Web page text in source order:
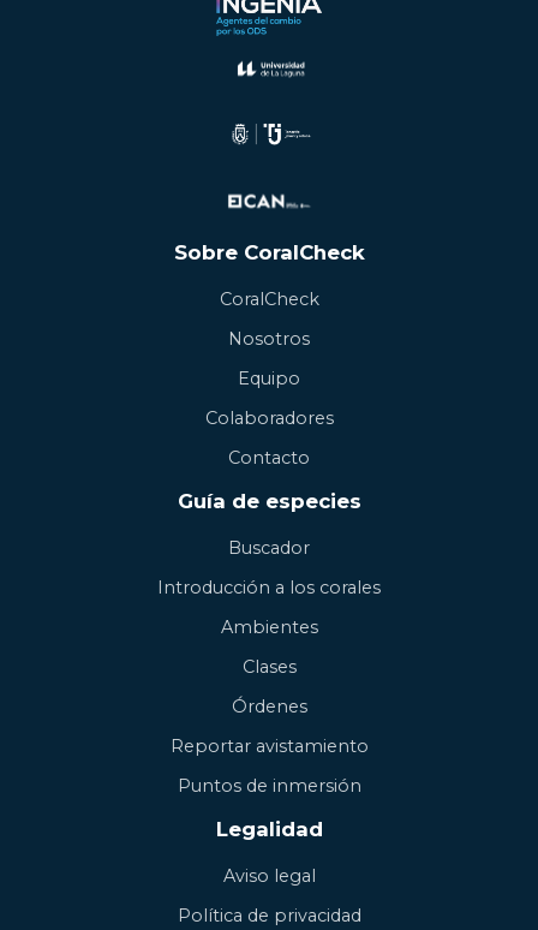
Sobre CoralCheck
CoralCheck
Nosotros
Equipo
Colaboradores
Contacto
Guía de especies
Buscador
Introducción a los corales
Ambientes
Clases
Órdenes
Reportar avistamiento
Puntos de inmersión
Legalidad
Aviso legal
Política de privacidad